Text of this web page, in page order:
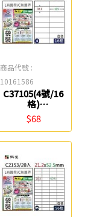
商品代號 :
10161586
C37105(4號/16
格)
37.1x105mm A4
三用電腦標籤 鶴
屋
$68